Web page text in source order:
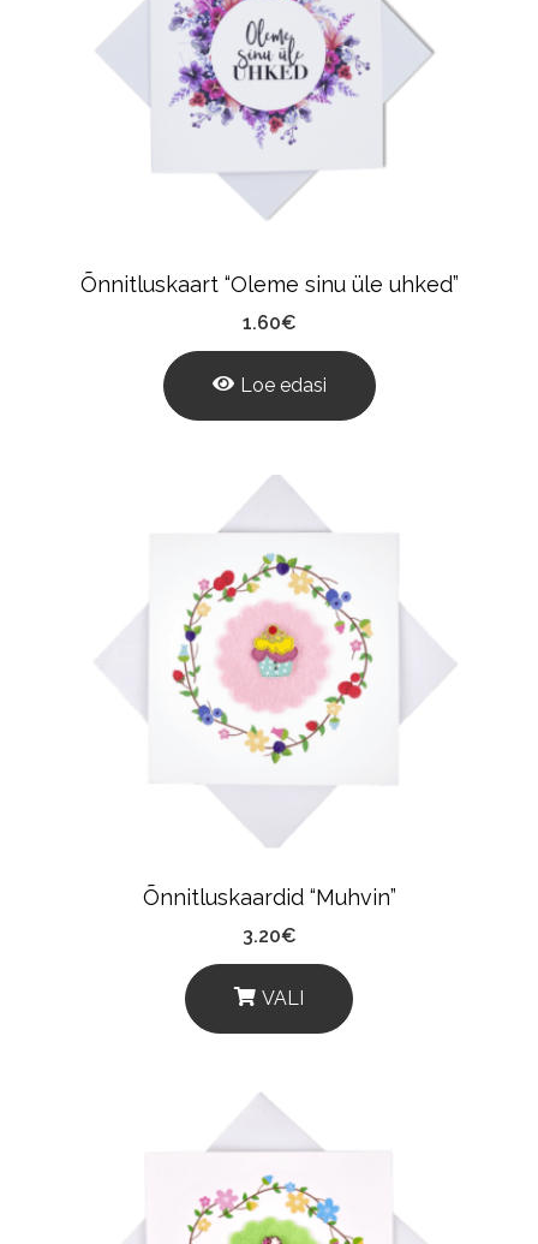
Õnnitluskaart “Oleme sinu üle uhked”
1.60€
Loe edasi
Õnnitluskaardid “Muhvin”
3.20€
VALI
This
Has
Multiple
Variants.
The